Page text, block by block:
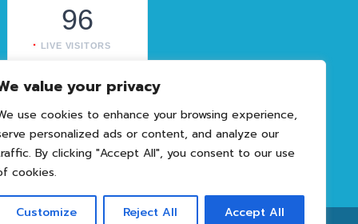
value your privacy
use cookies to enhance your browsing experience,
personalized ads or content, and analyze our
By clicking "Accept All", you consent to our use
cookies.
Customize Reject All Accept All
96
LIVE VISITORS
TOTAL VISITORS